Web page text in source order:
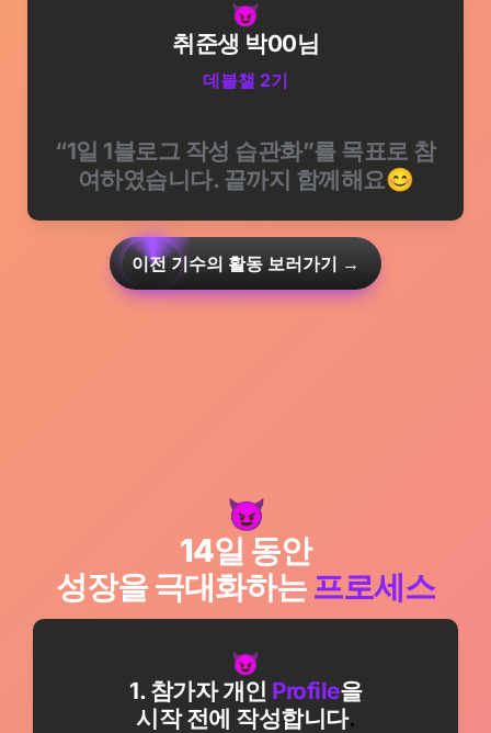
😈
취준생 박00님
데블챌 2기
“1일 1블로그 작성 습관화”를 목표로 참
여하였습니다. 끝까지 함께해요😊
이전 기수의 활동 보러가기 →
14일 동안
성장을 극대화하는 프로세스
1. 참가자 개인 Profile을
시작 전에 작성합니다.